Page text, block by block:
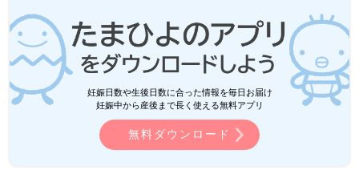
妊娠日数や生後日数に合った情報を毎日お届け
妊娠中から産後まで長く使える無料アプリ
無料ダウンロード